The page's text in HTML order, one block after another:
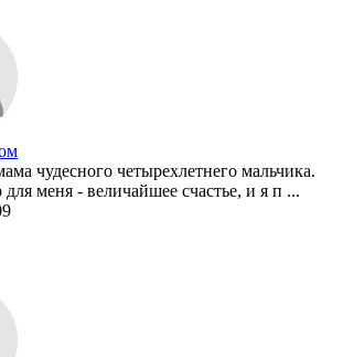
чудесного четырехлетнего мальчика.
меня - величайшее счастье, и я п ...